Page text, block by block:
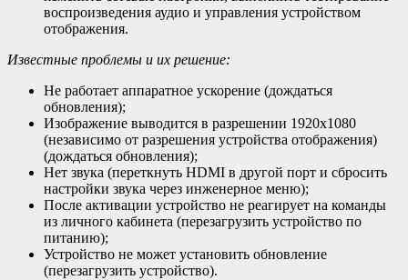
воспроизведения аудио и управления устройством
отображения.
Известные проблемы и их решение:
Не работает аппаратное ускорение (дождаться
обновления);
Изображение выводится в разрешении 1920х1080
(независимо от разрешения устройства отображения)
(дождаться обновления);
Нет звука (переткнуть HDMI в другой порт и сбросить
настройки звука через инженерное меню);
После активации устройство не реагирует на команды
из личного кабинета (перезагрузить устройство по
питанию);
Устройство не может установить обновление
(перезагрузить устройство).